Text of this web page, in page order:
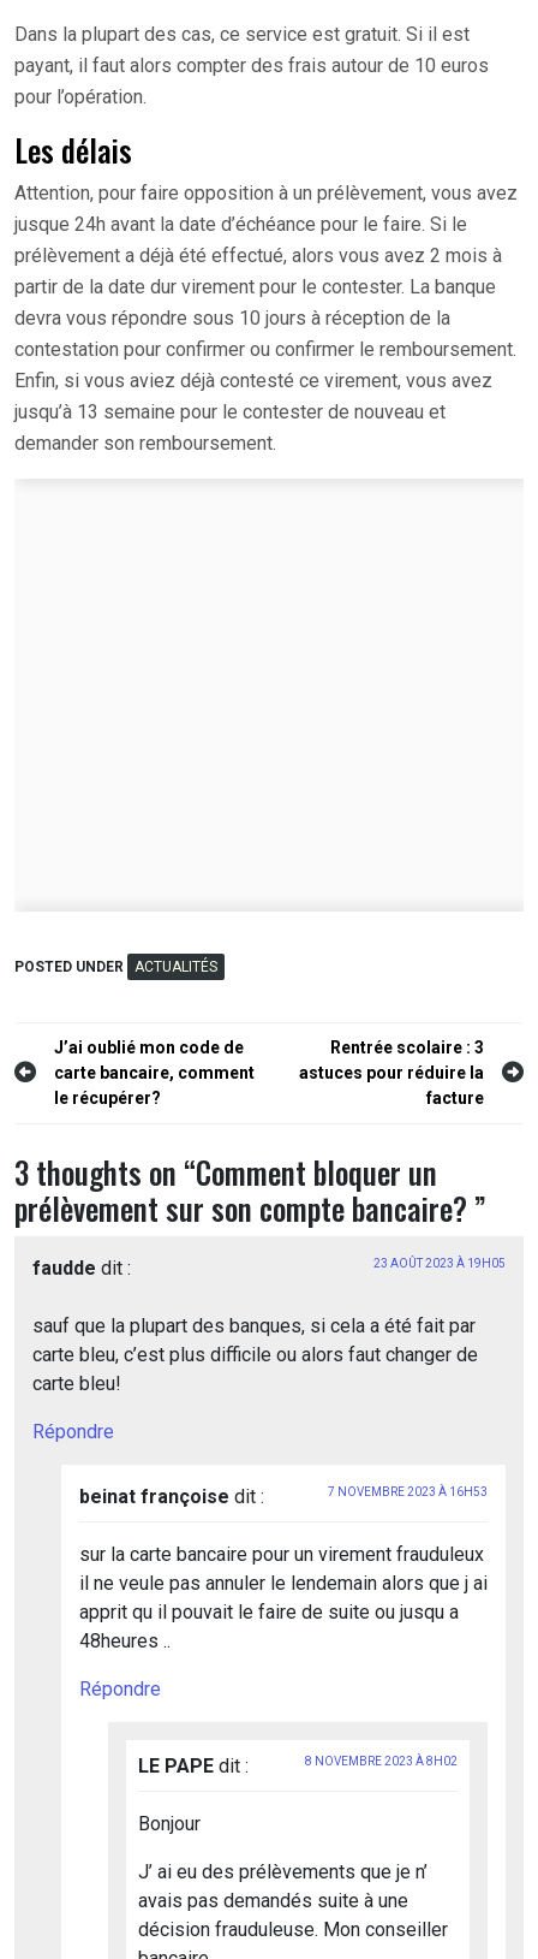
Dans la plupart des cas, ce service est gratuit. Si il est
payant, il faut alors compter des frais autour de 10 euros
pour l’opération.
Les délais
Attention, pour faire opposition à un prélèvement, vous avez
jusque 24h avant la date d’échéance pour le faire. Si le
prélèvement a déjà été effectué, alors vous avez 2 mois à
partir de la date dur virement pour le contester. La banque
devra vous répondre sous 10 jours à réception de la
contestation pour confirmer ou confirmer le remboursement.
Enfin, si vous aviez déjà contesté ce virement, vous avez
jusqu’à 13 semaine pour le contester de nouveau et
demander son remboursement.
POSTED UNDER ACTUALITÉS
Navigation
de
J’ai oublié mon code de
carte bancaire, comment
le récupérer?
Rentrée scolaire : 3
astuces pour réduire la
facture
3 thoughts on “Comment bloquer un
prélèvement sur son compte bancaire? ”
faudde dit : 23 AOÛT 2023 À 19H05
sauf que la plupart des banques, si cela a été fait par
carte bleu, c’est plus difficile ou alors faut changer de
carte bleu!
Répondre
beinat françoise dit : 7 NOVEMBRE 2023 À 16H53
sur la carte bancaire pour un virement frauduleux
il ne veule pas annuler le lendemain alors que j ai
apprit qu il pouvait le faire de suite ou jusqu a
48heures ..
Répondre
LE PAPE dit : 8 NOVEMBRE 2023 À 8H02
Bonjour
J’ ai eu des prélèvements que je n’
avais pas demandés suite à une
décision frauduleuse. Mon conseiller